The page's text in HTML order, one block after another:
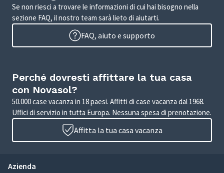
Se non riesci a trovare le informazioni di cui hai bisogno nella
sezione FAQ, il nostro team sarà lieto di aiutarti.
FAQ, aiuto e supporto
Perché dovresti affittare la tua casa
con Novasol?
50.000 case vacanza in 18 paesi. Affitti di case vacanza dal 1968.
Uffici di servizio in tutta Europa. Nessuna spesa di prenotazione.
Affitta la tua casa vacanza
Azienda